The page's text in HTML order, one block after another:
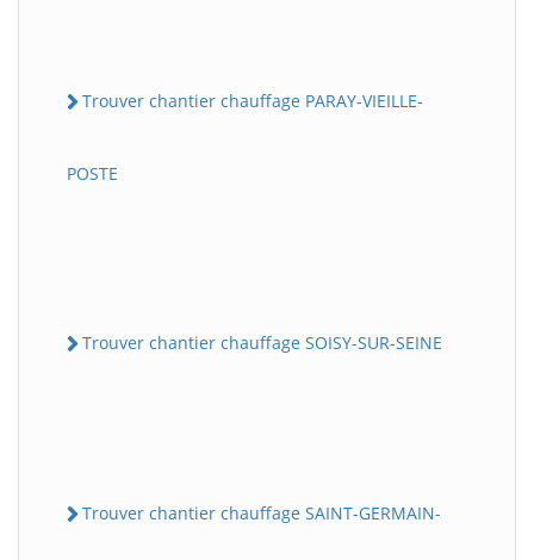
Trouver chantier chauffage PARAY-VIEILLE-
POSTE
Trouver chantier chauffage SOISY-SUR-SEINE
Trouver chantier chauffage SAINT-GERMAIN-